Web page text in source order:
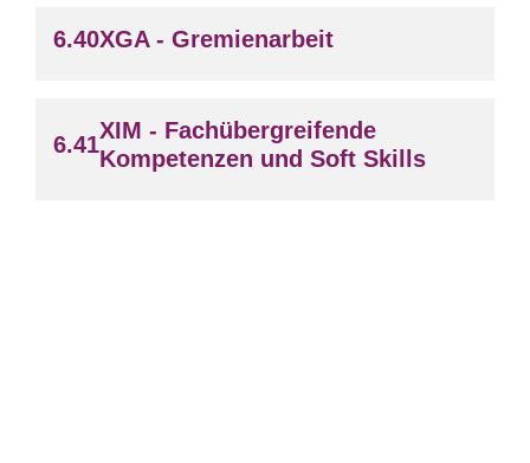
XGA - Gremienarbeit
XIM - Fachübergreifende
Kompetenzen und Soft Skills